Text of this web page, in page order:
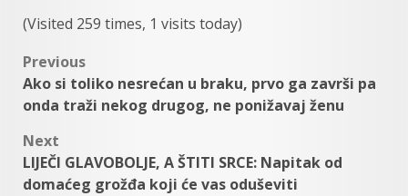
(Visited 259 times, 1 visits today)
Post
navigation
Previous
Ako si toliko nesrećan u braku, prvo ga završi pa
onda traži nekog drugog, ne ponižavaj ženu
Next
LIJEČI GLAVOBOLJE, A ŠTITI SRCE: Napitak od
domaćeg grožđa koji će vas oduševiti